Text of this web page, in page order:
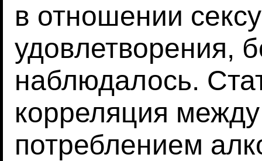
в отношении
удовлетворения,
наблюдалось.
корреляция
потреблением